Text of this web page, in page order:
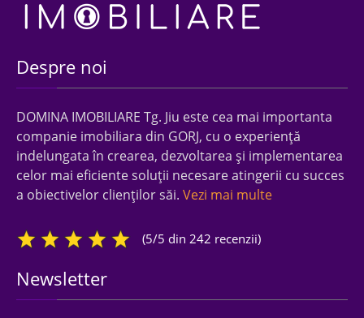
Despre noi
DOMINA IMOBILIARE Tg. Jiu este cea mai importanta
companie imobiliara din GORJ, cu o experienţă
indelungata în crearea, dezvoltarea şi implementarea
celor mai eficiente soluţii necesare atingerii cu succes
a obiectivelor clienţilor săi. Vezi mai multe
(5/5 din 242 recenzii)
Newsletter